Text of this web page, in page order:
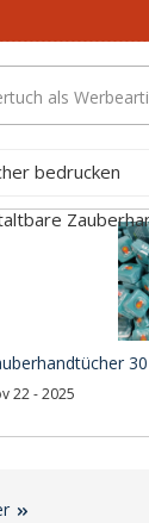
bedrucken
22 - 2025